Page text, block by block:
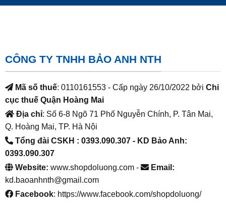
CÔNG TY TNHH BẢO ANH NTH
Mã số thuế: 0110161553 - Cấp ngày 26/10/2022 bởi Chi
cục thuế Quận Hoàng Mai
Địa chỉ: Số 6-8 Ngõ 71 Phố Nguyễn Chính, P. Tân Mai,
Q. Hoàng Mai, TP. Hà Nội
Tổng đài CSKH : 0393.090.307- KD Bảo Anh:
0393.090.307
Website: www.shopdoluong.com -
Email:
kd.baoanhnth@gmail.com
Facebook: https://www.facebook.com/shopdoluong/